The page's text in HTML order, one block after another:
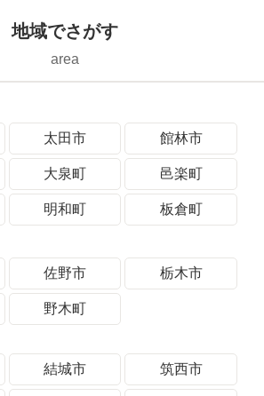
地域でさがす
area
太田市 館林市
大泉町 邑楽町
明和町 板倉町
佐野市 栃木市
野木町
結城市 筑西市